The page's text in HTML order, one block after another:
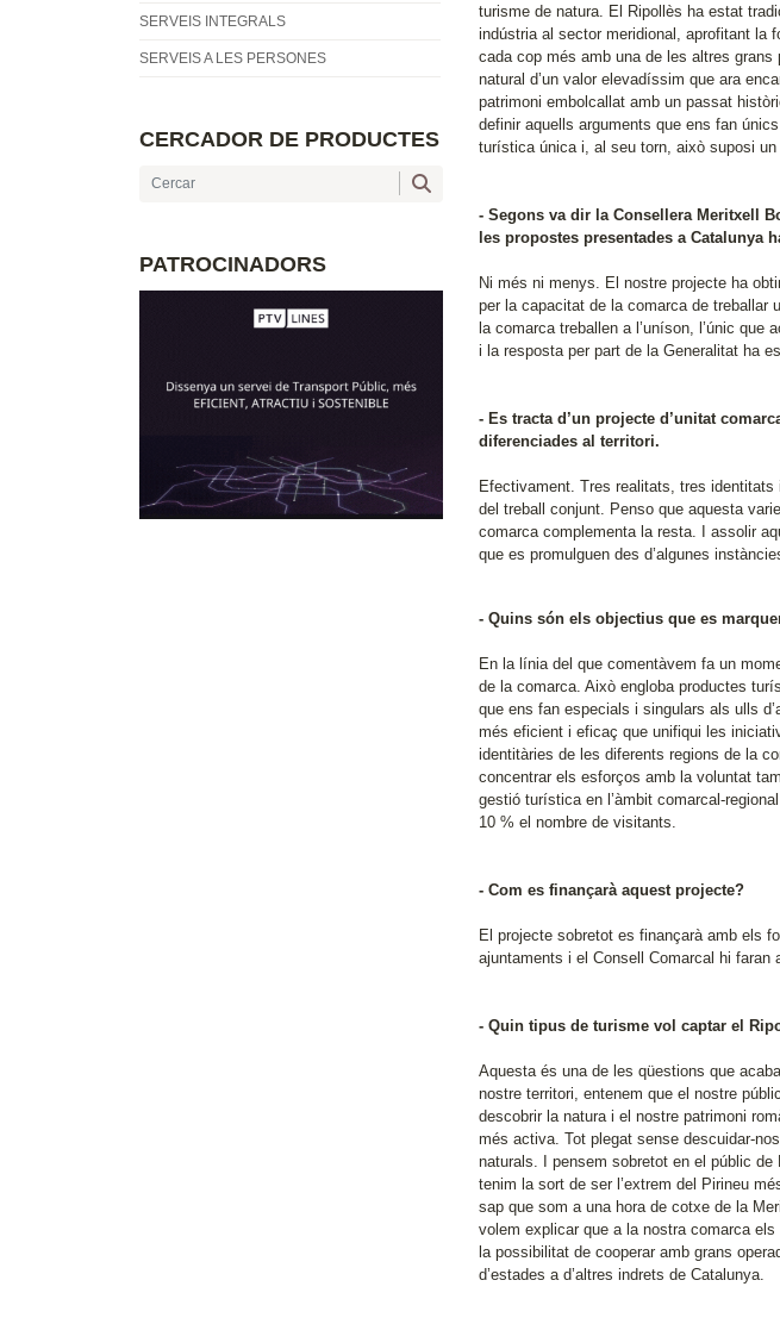
SERVEIS INTEGRALS
SERVEIS A LES PERSONES
CERCADOR DE PRODUCTES
PATROCINADORS
turisme de natura. El Ripollès ha estat
indústria al sector meridional, aprofitant la
cada cop més amb una de les altres
natural d’un valor elevadíssim que ara
patrimoni embolcallat amb un passat
definir aquells arguments que ens fan
turística única i, al seu torn, això suposi
- Segons va dir la Consellera Meritxell
les propostes presentades a Catalunya
Ni més ni menys. El nostre projecte ha
per la capacitat de la comarca de treballar
la comarca treballen a l’uníson, l’únic
i la resposta per part de la Generalitat ha
- Es tracta d’un projecte d’unitat
diferenciades al territori.
Efectivament. Tres realitats, tres
del treball conjunt. Penso que aquesta
comarca complementa la resta. I assolir
que es promulguen des d’algunes
- Quins són els objectius que es
En la línia del que comentàvem fa un
de la comarca. Això engloba productes
que ens fan especials i singulars als ulls
més eficient i eficaç que unifiqui les
identitàries de les diferents regions de la
concentrar els esforços amb la voluntat
gestió turística en l’àmbit comarcal-
10 % el nombre de visitants.
- Com es finançarà aquest projecte?
El projecte sobretot es finançarà amb els
ajuntaments i el Consell Comarcal hi faran
- Quin tipus de turisme vol captar el
Aquesta és una de les qüestions que
nostre territori, entenem que el nostre
descobrir la natura i el nostre patrimoni
més activa. Tot plegat sense descuidar-
naturals. I pensem sobretot en el públic
tenim la sort de ser l’extrem del Pirineu
sap que som a una hora de cotxe de la
volem explicar que a la nostra comarca
la possibilitat de cooperar amb grans
d’estades a d’altres indrets de Catalunya.